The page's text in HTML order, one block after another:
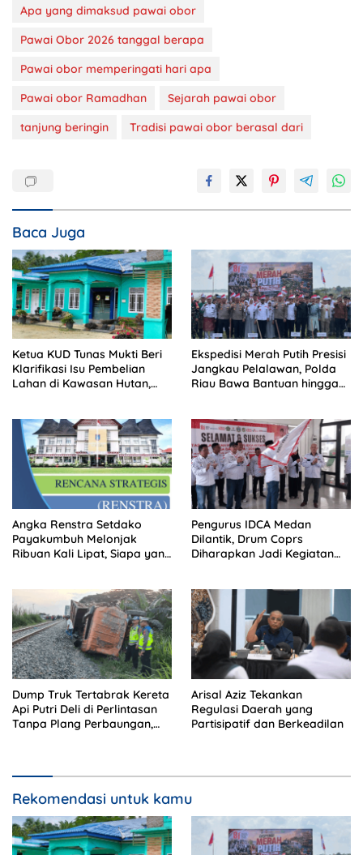
Apa yang dimaksud pawai obor
Pawai Obor 2026 tanggal berapa
Pawai obor memperingati hari apa
Pawai obor Ramadhan
Sejarah pawai obor
tanjung beringin
Tradisi pawai obor berasal dari
Baca Juga
Ketua KUD Tunas Mukti Beri
Klarifikasi Isu Pembelian
Lahan di Kawasan Hutan,
Ekspedisi Merah Putih Presisi
Jangkau Pelalawan, Polda
Riau Bawa Bantuan hingga
Angka Renstra Setdako
Payakumbuh Melonjak
Ribuan Kali Lipat, Siapa yang
Pengurus IDCA Medan
Dilantik, Drum Coprs
Diharapkan Jadi Kegiatan
Dump Truk Tertabrak Kereta
Api Putri Deli di Perlintasan
Tanpa Plang Perbaungan,
Arisal Aziz Tekankan
Regulasi Daerah yang
Partisipatif dan Berkeadilan
Rekomendasi untuk kamu